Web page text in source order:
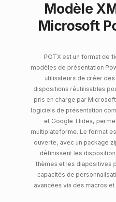
Modèle
Microsoft
POTX est un format de
modèles de présentation
utilisateurs de créer
dispositions réutilisables
pris en charge par
logiciels de présentation
et Google Tlides,
multiplateforme. Le format
ouverte, avec un package
définissent les
thèmes et les diapositives
capacités de
avancées via des macros